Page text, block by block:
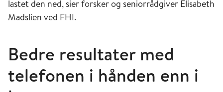
lastet den ned, sier forsker og seniorrådgiver Elisabeth
Madslien ved FHI.
Bedre resultater med
telefonen i hånden enn i